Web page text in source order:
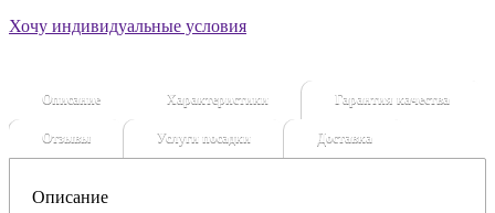
Хочу индивидуальные условия
Описание Характеристики Гарантия качества
Отзывы Услуги посадки Доставка
Описание